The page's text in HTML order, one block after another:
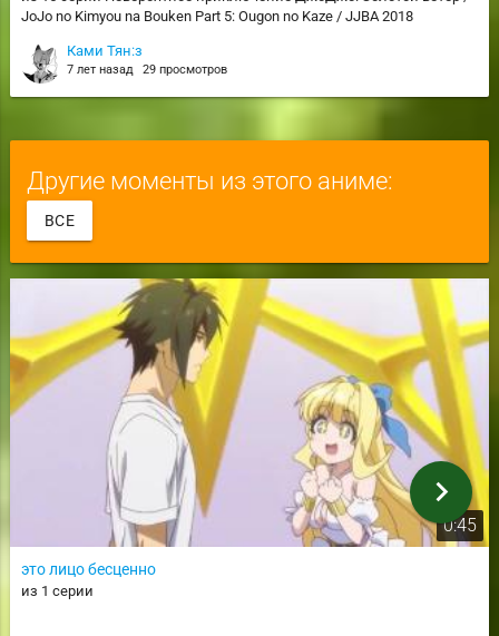
JoJo no Kimyou na Bouken Part 5: Ougon no Kaze / JJBA 2018
Ками Тян:з
7 лет назад 29 просмотров
Другие моменты из этого аниме:
ВСЕ
0:45
это лицо бесценно
из 1 серии
chevron_right